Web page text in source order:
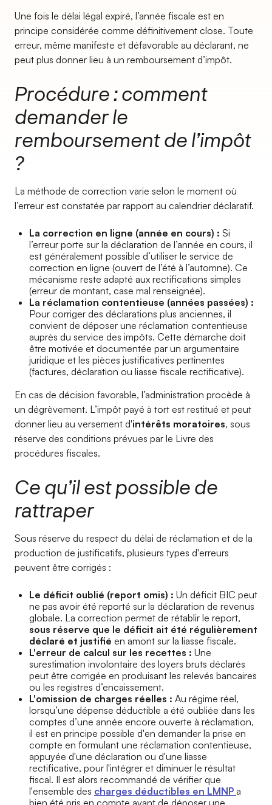
Une fois le délai légal expiré, l’année fiscale est en
principe considérée comme définitivement close. Toute
erreur, même manifeste et défavorable au déclarant, ne
peut plus donner lieu à un remboursement d’impôt.
Procédure : comment
demander le
remboursement de l’impôt
?
La méthode de correction varie selon le moment où
l’erreur est constatée par rapport au calendrier déclaratif.
La correction en ligne (année en cours) : Si
l’erreur porte sur la déclaration de l’année en cours, il
est généralement possible d’utiliser le service de
correction en ligne (ouvert de l’été à l’automne). Ce
mécanisme reste adapté aux rectifications simples
(erreur de montant, case mal renseignée).
La réclamation contentieuse (années passées) :
Pour corriger des déclarations plus anciennes, il
convient de déposer une réclamation contentieuse
auprès du service des impôts. Cette démarche doit
être motivée et documentée par un argumentaire
juridique et les pièces justificatives pertinentes
(factures, déclaration ou liasse fiscale rectificative).
En cas de décision favorable, l’administration procède à
un dégrèvement. L’impôt payé à tort est restitué et peut
donner lieu au versement d'intérêts moratoires, sous
réserve des conditions prévues par le Livre des
procédures fiscales.
Ce qu’il est possible de
rattraper
Sous réserve du respect du délai de réclamation et de la
production de justificatifs, plusieurs types d'erreurs
peuvent être corrigés :
Le déficit oublié (report omis) : Un déficit BIC peut
ne pas avoir été reporté sur la déclaration de revenus
globale. La correction permet de rétablir le report,
sous réserve que le déficit ait été régulièrement
déclaré et justifié en amont sur la liasse fiscale.
L'erreur de calcul sur les recettes : Une
surestimation involontaire des loyers bruts déclarés
peut être corrigée en produisant les relevés bancaires
ou les registres d’encaissement.
L'omission de charges réelles : Au régime réel,
lorsqu’une dépense déductible a été oubliée dans les
comptes d’une année encore ouverte à réclamation,
il est en principe possible d'en demander la prise en
compte en formulant une réclamation contentieuse,
appuyée d'une déclaration ou d'une liasse
rectificative, pour l'intégrer et diminuer le résultat
fiscal. Il est alors recommandé de vérifier que
l'ensemble des charges déductibles en LMNP a
bien été pris en compte avant de déposer une